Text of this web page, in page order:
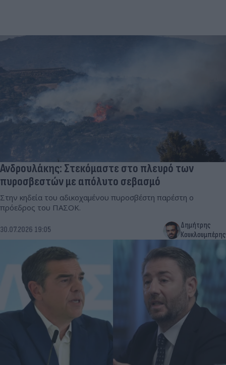
Ανδρουλάκης: Στεκόμαστε στο πλευρό των
πυροσβεστών με απόλυτο σεβασμό
Στην κηδεία του αδικοχαμένου πυροσβέστη παρέστη ο
πρόεδρος του ΠΑΣΟΚ.
30.07.2026 19:05
Δημήτρης
Κουκλουμπέρης